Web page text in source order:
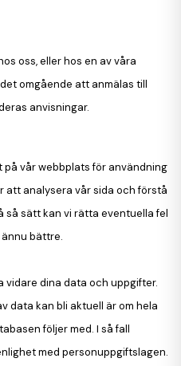
oss, eller hos en av våra
omgående att anmälas till
anvisningar.
vår webbplats för användning
att analysera vår sida och förstå
så sätt kan vi rätta eventuella fel
bättre.
vidare dina data och uppgifter.
data kan bli aktuell är om hela
följer med. I så fall
med personuppgiftslagen.